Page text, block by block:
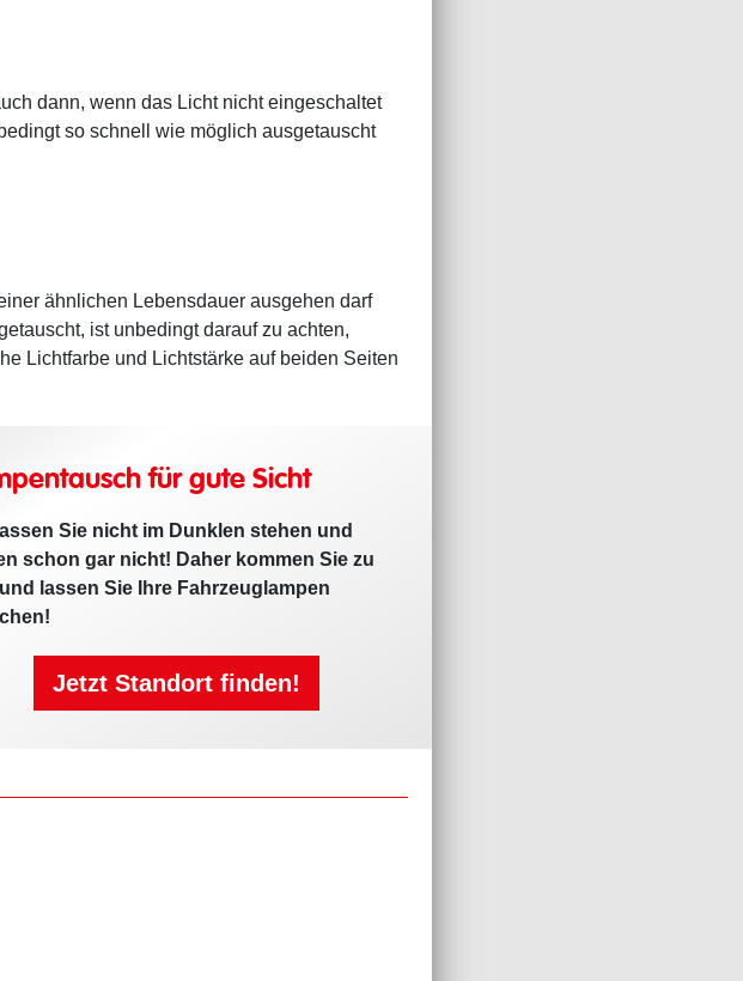
dann, wenn das Licht nicht eingeschaltet
so schnell wie möglich ausgetauscht
ähnlichen Lebensdauer ausgehen darf
ist unbedingt darauf zu achten,
Lichtfarbe und Lichtstärke auf beiden Seiten
für gute Sicht
Sie nicht im Dunklen stehen und
schon gar nicht! Daher kommen Sie zu
lassen Sie Ihre Fahrzeuglampen
Jetzt Standort finden!